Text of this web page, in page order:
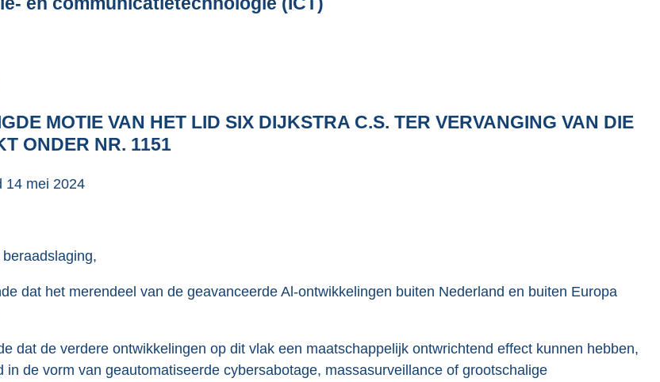
a
r
o
o
MOTIE VAN HET LID SIX DIJKSTRA C.S. TER VERVANGING VAN DIE
ONDER NR. 1151
14 mei 2024
dat het merendeel van de geavanceerde Al-ontwikkelingen buiten Nederland en buiten Europa
dat de verdere ontwikkelingen op dit vlak een maatschappelijk ontwrichtend effect kunnen hebben,
in de vorm van geautomatiseerde cybersabotage, massasurveillance of grootschalige